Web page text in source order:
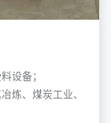
设备；
炼、煤炭工业、